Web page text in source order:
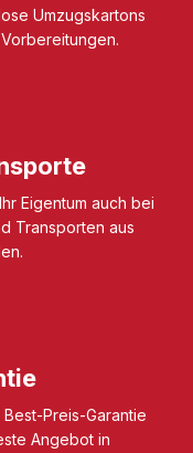
Umzugskartons
Eigentum auch bei
Transporten aus
Preis-Garantie
Angebot in